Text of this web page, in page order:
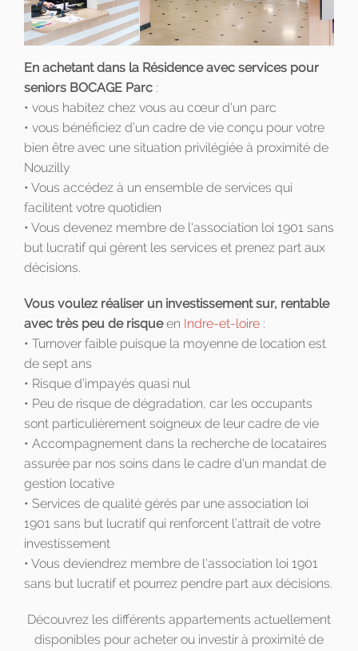
En achetant dans la Résidence avec services pour
seniors BOCAGE Parc :
• vous habitez chez vous au cœur d'un parc
• vous bénéficiez d’un cadre de vie conçu pour votre
bien être avec une situation privilégiée à proximité de
Nouzilly
• Vous accédez à un ensemble de services qui
facilitent votre quotidien
• Vous devenez membre de l'association loi 1901 sans
but lucratif qui gèrent les services et prenez part aux
décisions.
Vous voulez réaliser un investissement sur, rentable
avec très peu de risqueen Indre-et-loire :
• Turnover faible puisque la moyenne de location est
de sept ans
• Risque d’impayés quasi nul
• Peu de risque de dégradation, car les occupants
sont particulièrement soigneux de leur cadre de vie
• Accompagnement dans la recherche de locataires
assurée par nos soins dans le cadre d'un mandat de
gestion locative
• Services de qualité gérés par une association loi
1901 sans but lucratif qui renforcent l’attrait de votre
investissement
• Vous deviendrez membre de l'association loi 1901
sans but lucratif et pourrez pendre part aux décisions.
Découvrez les différents appartements actuellement
disponibles pour acheter ou investir à proximité de